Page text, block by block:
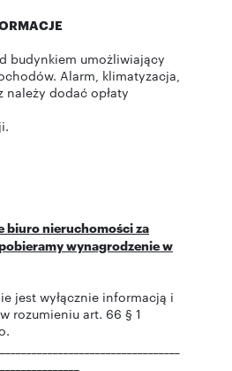
budynkiem umożliwiający
Alarm, klimatyzacja,
należy dodać opłaty
biuro nieruchomości za
wynagrodzenie w
jest wyłącznie informacją i
rozumieniu art. 66 § 1